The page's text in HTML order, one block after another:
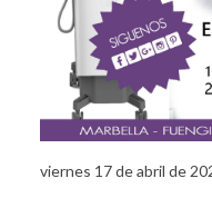
viernes 17 de abril de